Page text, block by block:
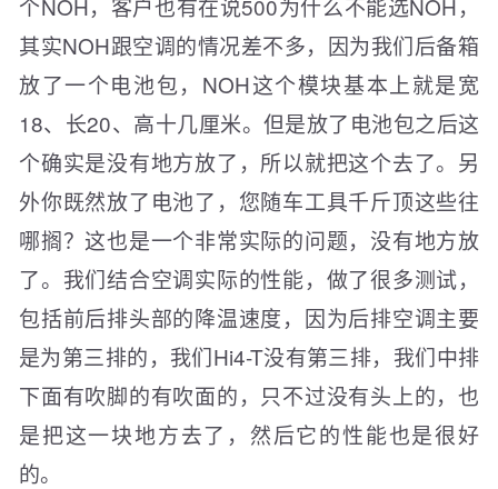
其实NOH跟空调的情况差不多，因为我们后备箱
放了一个电池包，NOH这个模块基本上就是宽
18、长20、高十几厘米。但是放了电池包之后这
个确实是没有地方放了，所以就把这个去了。另
外你既然放了电池了，您随车工具千斤顶这些往
哪搁？这也是一个非常实际的问题，没有地方放
了。我们结合空调实际的性能，做了很多测试，
包括前后排头部的降温速度，因为后排空调主要
是为第三排的，我们Hi4-T没有第三排，我们中排
下面有吹脚的有吹面的，只不过没有头上的，也
是把这一块地方去了，然后它的性能也是很好
的。